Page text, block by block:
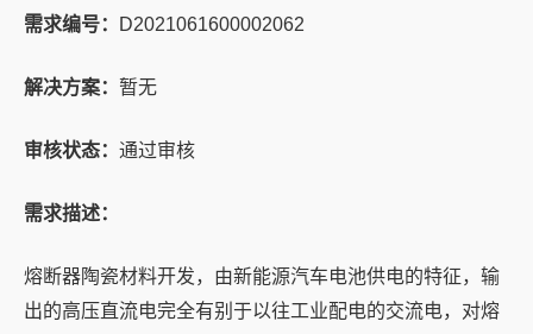
需求编号： D2021061600002062
解决方案： 暂无
审核状态： 通过审核
需求描述：
熔断器陶瓷材料开发，由新能源汽车电池供电的特征，输
出的高压直流电完全有别于以往工业配电的交流电，对熔